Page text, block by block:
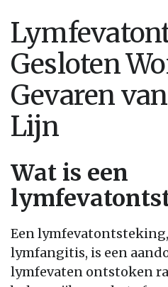
Gesloten
Gevaren
Lijn
Wat is een
Een
lymfangitis, is een
lymfevaten ontstoken